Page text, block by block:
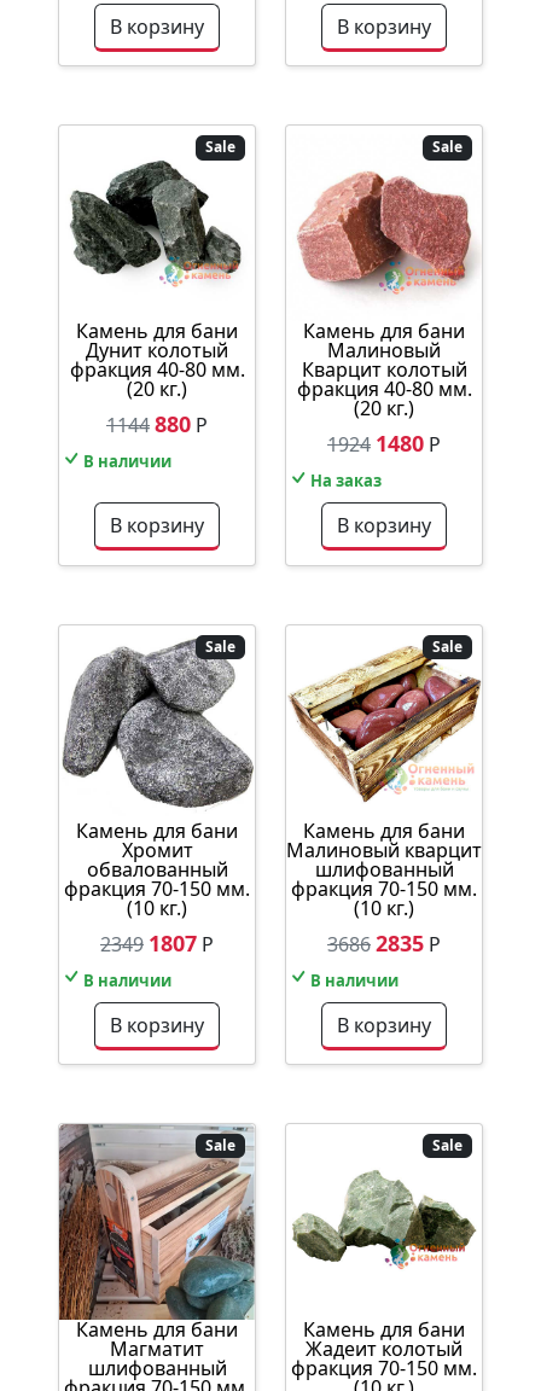
В корзину В корзину
Sale
Камень для бани
Дунит колотый
фракция 40-80 мм.
(20 кг.)
1144880 Р
В наличии
В корзину
Sale
Камень для бани
Малиновый
Кварцит колотый
фракция 40-80 мм.
(20 кг.)
1924 1480 Р
На заказ
В корзину
Sale
Камень для бани
Хромит
обвалованный
фракция 70-150 мм.
(10 кг.)
2349 1807 Р
В наличии
В корзину
Sale
Камень для бани
Малиновый кварцит
шлифованный
фракция 70-150 мм.
(10 кг.)
36862835 Р
В наличии
В корзину
Sale
Камень для бани
Магматит
шлифованный
Sale
Камень для бани
Жадеит колотый
фракция 70-150 мм.